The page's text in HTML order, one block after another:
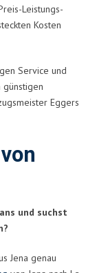
Leistungs-
Kosten
Service und
Eggers
und suchst
Jena genau